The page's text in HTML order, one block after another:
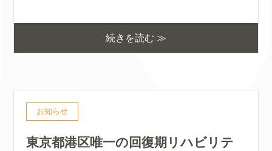
続きを読む ≫
お知らせ
東京都港区唯一の回復期リハビリテ